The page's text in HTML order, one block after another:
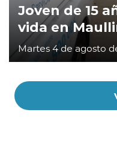
Joven de 15
vida en
Martes 4 de agosto